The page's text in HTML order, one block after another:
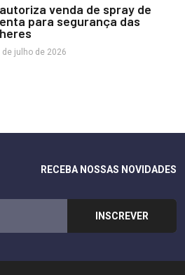
venda de spray de
para segurança das
de julho de 2026
RECEBA NOSSAS NOVIDADES